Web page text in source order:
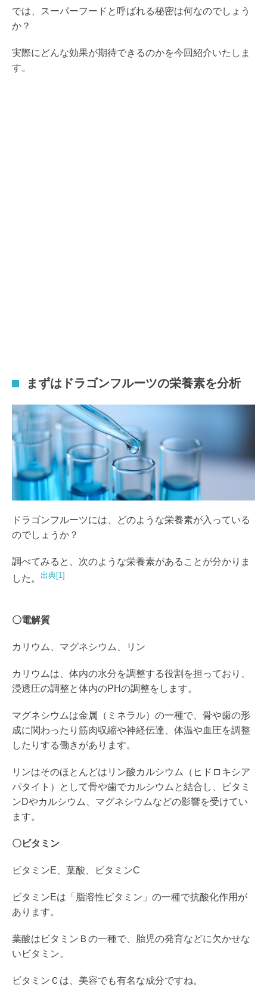
では、スーパーフードと呼ばれる秘密は何なのでしょう
か？
実際にどんな効果が期待できるのかを今回紹介いたしま
す。
まずはドラゴンフルーツの栄養素を分析
ドラゴンフルーツには、どのような栄養素が入っている
のでしょうか？
調べてみると、次のような栄養素があることが分かりま
した。 出典[1]
〇電解質
カリウム、マグネシウム、リン
カリウムは、体内の水分を調整する役割を担っており、
浸透圧の調整と体内のPHの調整をします。
マグネシウムは金属（ミネラル）の一種で、骨や歯の形
成に関わったり筋肉収縮や神経伝達、体温や血圧を調整
したりする働きがあります。
リンはそのほとんどはリン酸カルシウム（ヒドロキシア
パタイト）として骨や歯でカルシウムと結合し、ビタミ
ンDやカルシウム、マグネシウムなどの影響を受けてい
ます。
〇ビタミン
ビタミンE、葉酸、ビタミンC
ビタミンEは「脂溶性ビタミン」の一種で抗酸化作用が
あります。
葉酸はビタミンＢの一種で、胎児の発育などに欠かせな
いビタミン。
ビタミンＣは、美容でも有名な成分ですね。